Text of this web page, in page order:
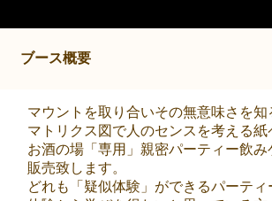
ブース概要
マウントを取り合いその無意味さを
マトリクス図で人のセンスを考える
お酒の場「専用」親密パーティー飲み
販売致します。
どれも「疑似体験」ができるパーテ